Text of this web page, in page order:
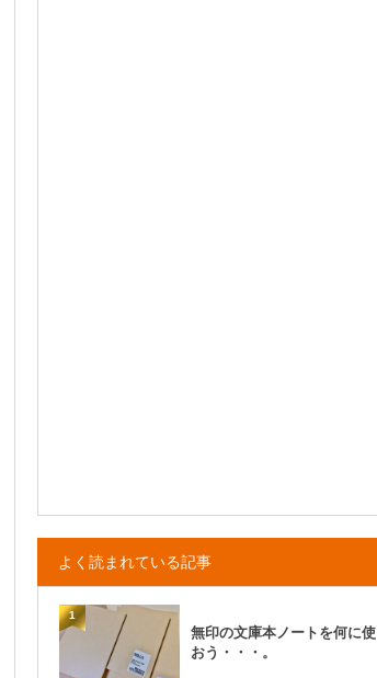
よく読まれている記事
1
無印の文庫本ノートを何に使
おう・・・。